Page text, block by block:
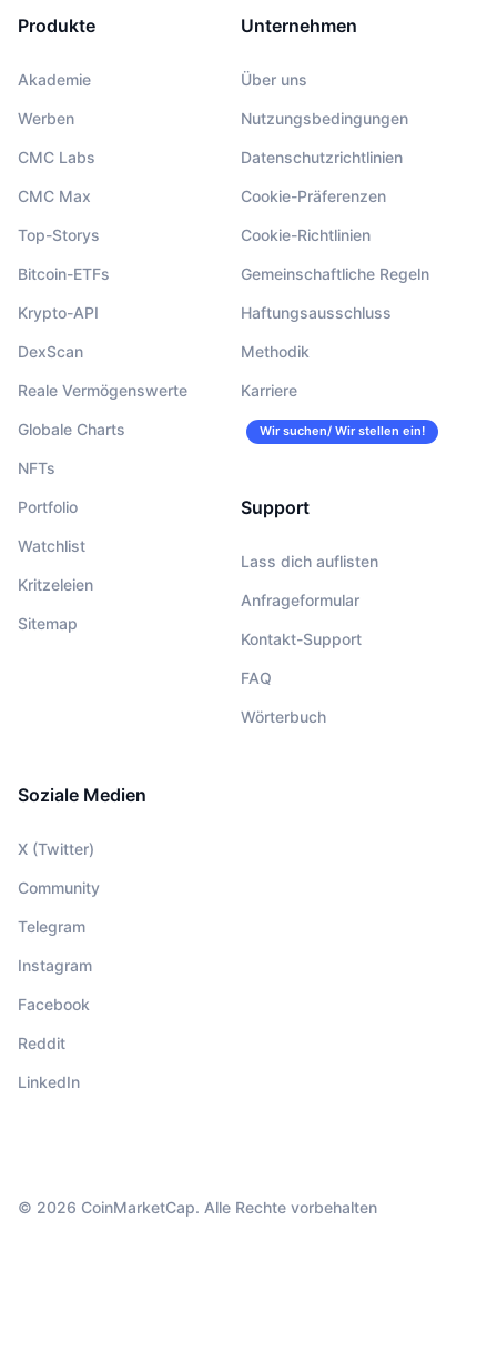
Produkte
Akademie
Werben
CMC Labs
CMC Max
Top-Storys
Bitcoin-ETFs
Krypto-API
DexScan
Reale Vermögenswerte
Globale Charts
NFTs
Portfolio
Watchlist
Kritzeleien
Sitemap
Unternehmen
Über uns
Nutzungsbedingungen
Datenschutzrichtlinien
Cookie-Präferenzen
Cookie-Richtlinien
Gemeinschaftliche Regeln
Haftungsausschluss
Methodik
Karriere
Wir suchen/ Wir stellen ein!
Support
Lass dich auflisten
Anfrageformular
Kontakt-Support
FAQ
Wörterbuch
Soziale Medien
X (Twitter)
Community
Telegram
Instagram
Facebook
Reddit
LinkedIn
© 2026 CoinMarketCap. Alle Rechte vorbehalten